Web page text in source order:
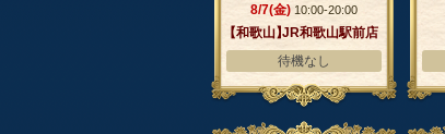
8/7(金) 10:00-20:00
【和歌山】JR和歌山駅前店
待機なし